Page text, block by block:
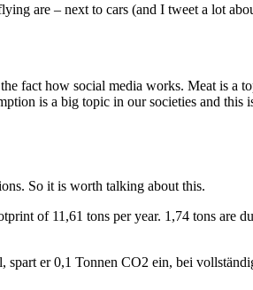
are – next to cars (and I tweet a lot
fact how social media works. Meat is a
is a big topic in our societies and
So it is worth talking about this.
of 11,61 tons per year. 1,74 tons
er 0,1 Tonnen CO2 ein, bei